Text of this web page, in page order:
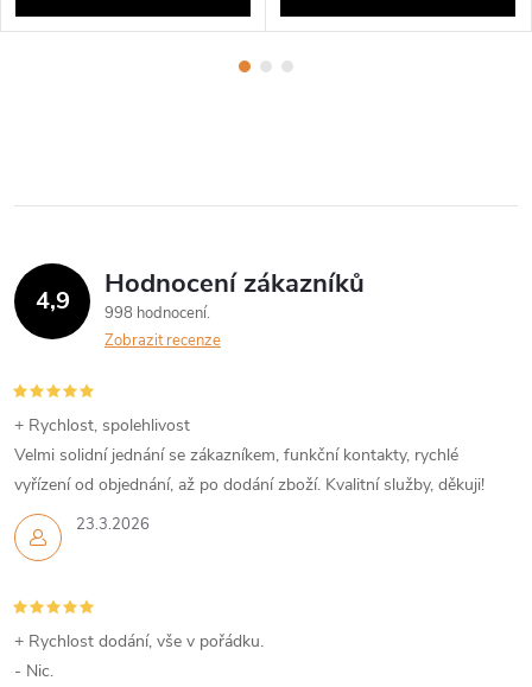
4,9 Hodnocení zákazníků
998 hodnocení
Zobrazit recenze
23.3.2026
+ Rychlost, spolehlivost
Velmi solidní jednání se zákazníkem, funkční kontakty, rychlé
vyřízení od objednání, až po dodání zboží. Kvalitní služby, děkuji!
+ Rychlost dodání, vše v pořádku.
- Nic.